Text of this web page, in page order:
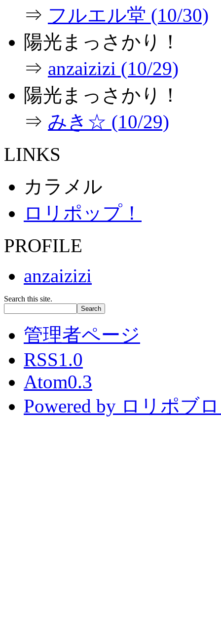
⇒ フルエル堂 (10/30)
陽光まっさかり！
⇒ anzaizizi (10/29)
陽光まっさかり！
⇒ みき☆ (10/29)
LINKS
カラメル
ロリポップ！
PROFILE
anzaizizi
Search this site.
管理者ページ
RSS1.0
Atom0.3
Powered by ロリポブ